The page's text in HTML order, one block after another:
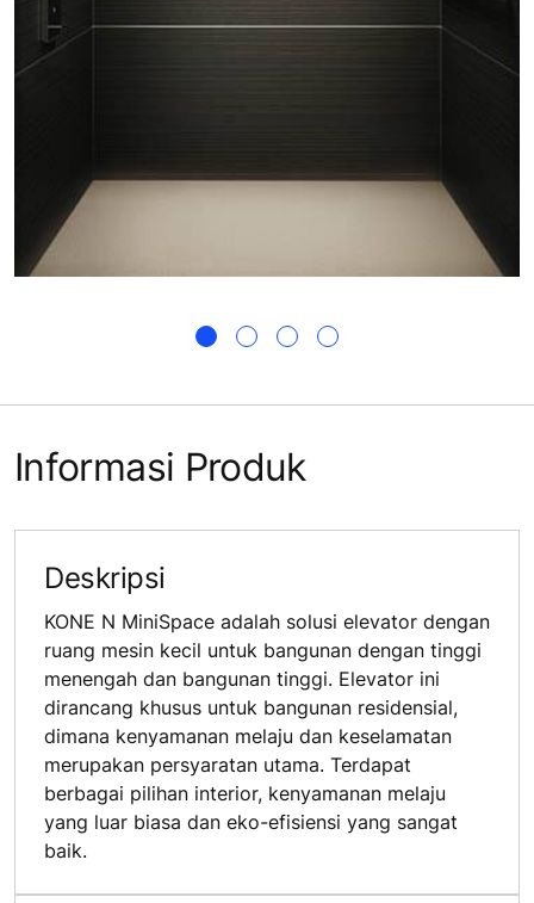
Informasi Produk
Deskripsi
KONE N MiniSpace adalah solusi elevator dengan
ruang mesin kecil untuk bangunan dengan tinggi
menengah dan bangunan tinggi. Elevator ini
dirancang khusus untuk bangunan residensial,
dimana kenyamanan melaju dan keselamatan
merupakan persyaratan utama. Terdapat
berbagai pilihan interior, kenyamanan melaju
yang luar biasa dan eko-efisiensi yang sangat
baik.